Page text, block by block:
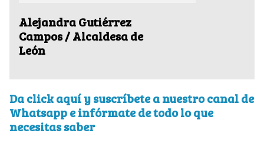
Alejandra Gutiérrez
Campos / Alcaldesa de
León
Da click aquí y suscríbete a nuestro canal de
Whatsapp e infórmate de todo lo que
necesitas saber